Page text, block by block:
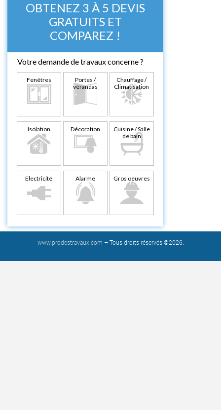
OBTENEZ 3 À 5 DEVIS
GRATUITS ET
COMPAREZ !
Votre demande de travaux concerne ?
Fenêtres
Portes /
vérandas
Chauffage /
Climatisation
Isolation Décoration
Cuisine / Salle
de bain
Electricité Alarme Gros oeuvres
www.prodestravaux.com – Tous droits réservés ©2026.